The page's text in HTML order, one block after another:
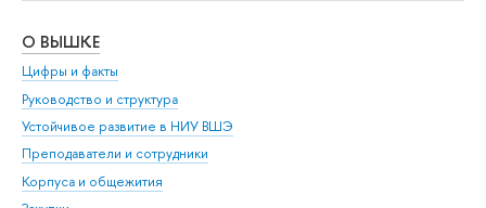
О ВЫШКЕ
Цифры и факты
Руководство и структура
Устойчивое развитие в НИУ ВШЭ
Преподаватели и сотрудники
Корпуса и общежития